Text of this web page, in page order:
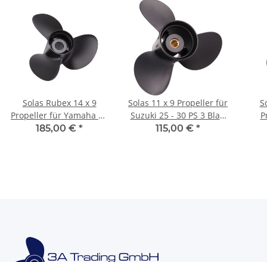
Solas Rubex 14 x 9
Propeller für Yamaha 60
70 75 80 90 100 PS 3
185,00 € *
Solas 11 x 9 Propeller für
Suzuki 25 - 30 PS 3 Blatt
mit 10 Zähnen
115,00 € *